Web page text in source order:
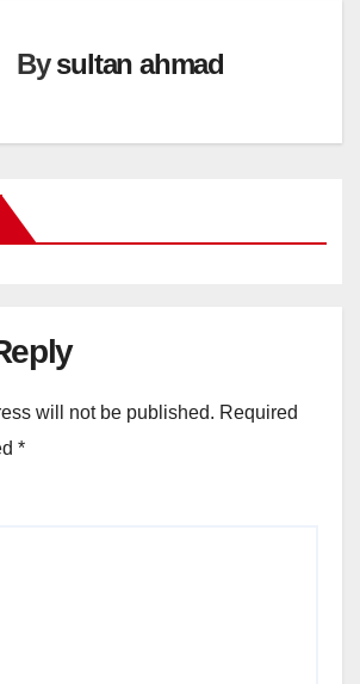
Bysultan ahmad
will not be published. Required
*